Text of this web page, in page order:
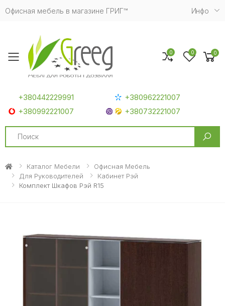
Офисная мебель в магазине ГРИГ™ Инфо
Toggle mobile menu
+380442229991
+380962221007
+380992221007
+380732221007
Search
0 0 0
Каталог Мебели
Офисная Мебель
Для Руководителей
Кабинет Рэй
Комплект Шкафов Рэй R15